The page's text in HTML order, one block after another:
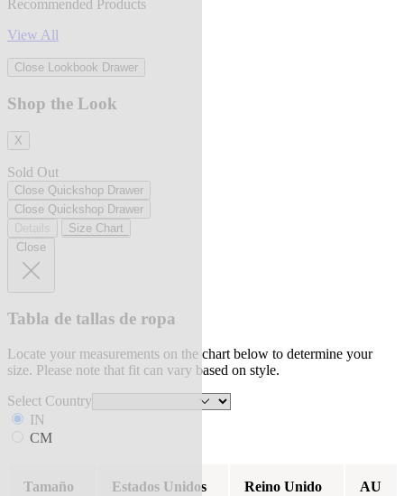
Recommended Products
View All
Close Lookbook Drawer
Shop the Look
X
Sold Out
Close Quickshop Drawer
Close Quickshop Drawer
Size Chart
Close
Tabla de tallas de ropa
Locate your measurements on the chart below to determine your
size. Please note that fit can vary based on style.
Select Country
IN
CM
Tamaño Estados Unidos Reino Unido AU